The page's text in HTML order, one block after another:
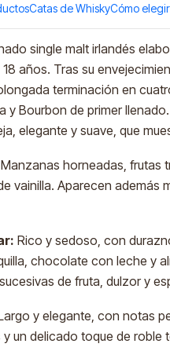
Catas de WhiskyCómo elegir
single malt irlandés
años. Tras su
terminación en
y Bourbon de primer
elegante y suave, que
Manzanas horneadas, frutas
vainilla. Aparecen además
Rico y sedoso, con
chocolate con leche y
de fruta, dulzor y
y elegante, con notas
y un delicado toque de roble